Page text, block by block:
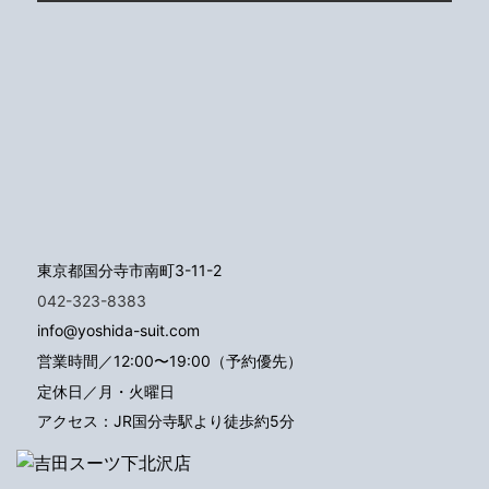
東京都国分寺市南町3-11-2
042-323-8383
info@yoshida-suit.com
営業時間／12:00〜19:00（予約優先）
定休日／月・火曜日
アクセス：JR国分寺駅より徒歩約5分